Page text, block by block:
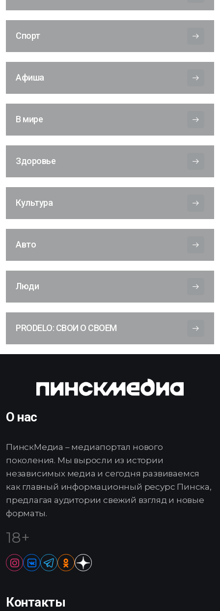
Спорт
Афиша
В мире
Здоровье
Культура
Авто
Люди
PRODELO: СВОИ О СВОЕМ
О нас
ПинскМедиа – медиапортал нового
поколения. Мы выросли из истории
независимых медиа и сегодня развиваемся
как главный информационный ресурс Пинска,
предлагая аудитории свежий взгляд и новые
форматы.
18+
Контакты